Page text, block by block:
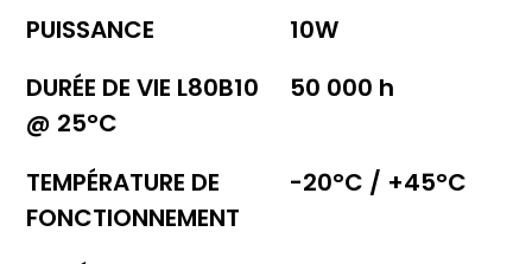
PUISSANCE
10W
DURÉE DE VIE L80B10
@ 25°C
50 000 h
TEMPÉRATURE DE
FONCTIONNEMENT
-20°C / +45°C